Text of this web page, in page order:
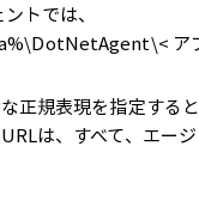
トでは、
ア
正規表現を指定する
は、すべて、エー